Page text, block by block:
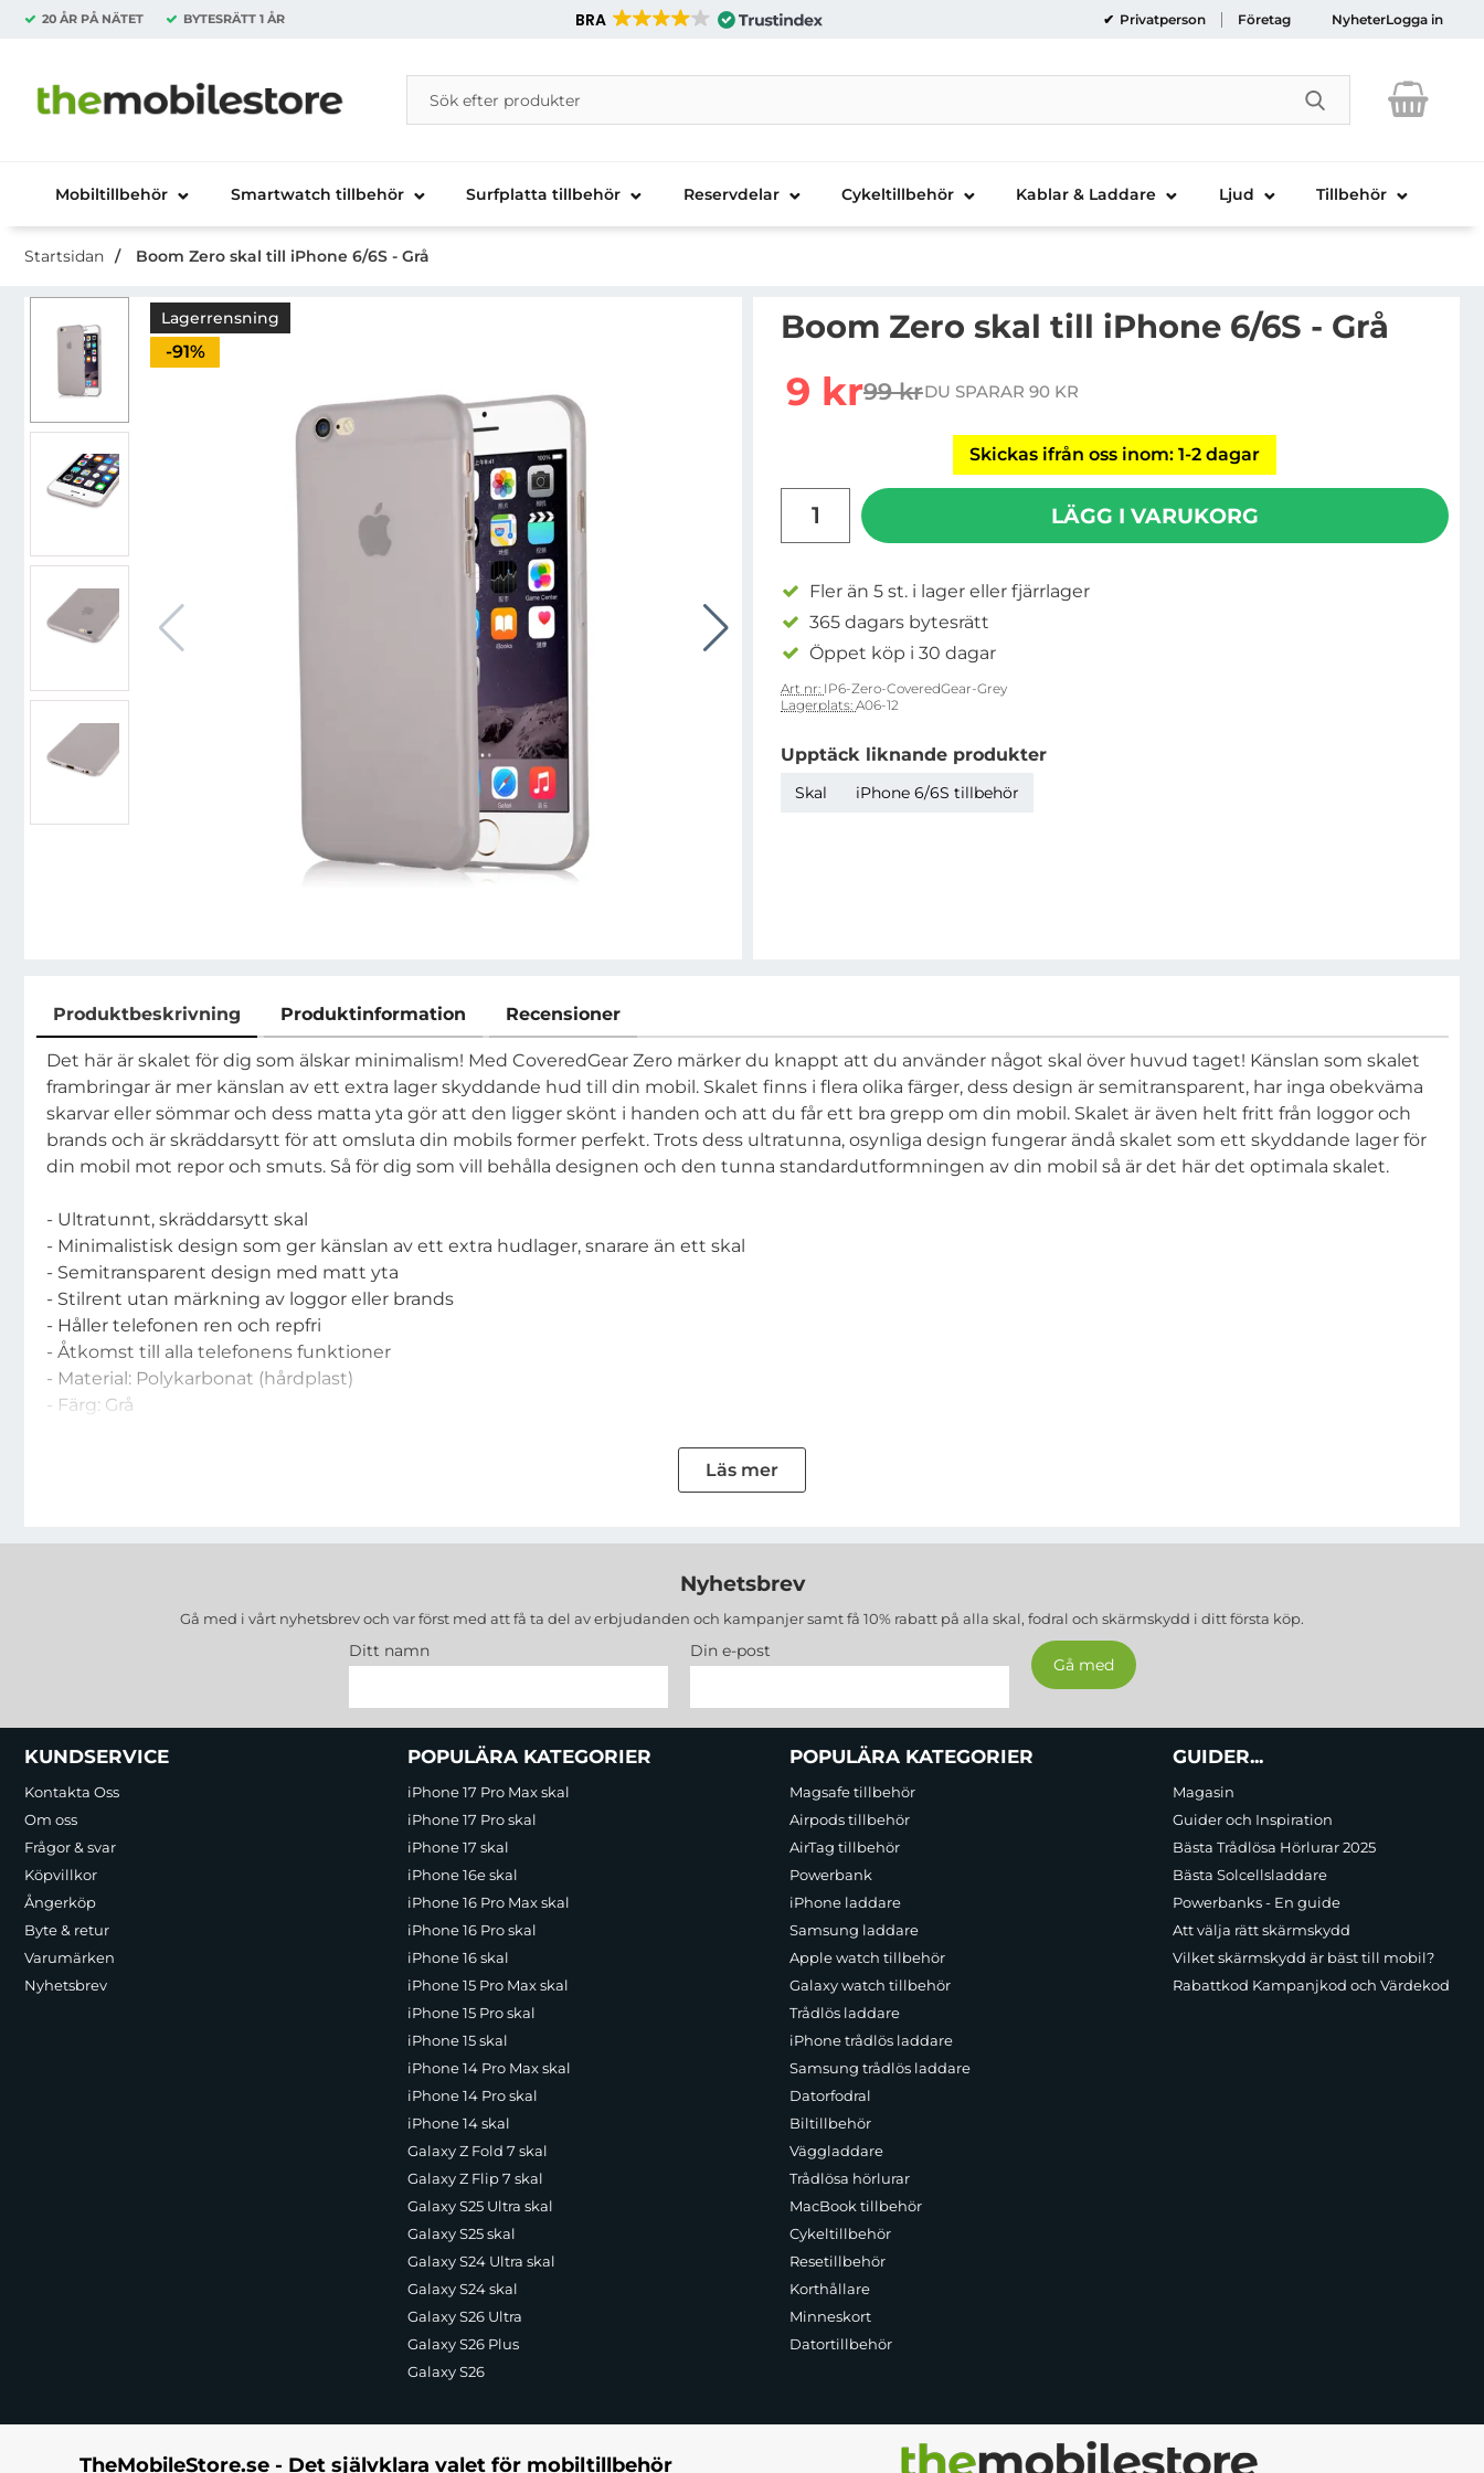
20 ÅR PÅ NÄTET BYTESRÄTT 1 ÅR BRA Privatperson Företag NyheterLogga in
Startsidan för Danira Telecom AB
Sök
Sök på Danira Telecom AB
Genomför
Mobiltillbehör Smartwatch tillbehör Surfplatta tillbehör Reservdelar Cykeltillbehör Kablar & Laddare Ljud Tillbehör
Startsidan Boom Zero skal till iPhone 6/6S - Grå
Lagerrensning
Priset är nedsatt med
-91%
Boom Zero skal till iPhone 6/6S - Grå
rea pris
9 krtidigare pris
99 krDU SPARAR 90 KR
Skickas ifrån oss inom: 1-2 dagar
LÄGG I VARUKORG
Fler än 5 st. i lager eller fjärrlager
365 dagars bytesrätt
Öppet köp i 30 dagar
Art nr: IP6-Zero-CoveredGear-Grey
Lagerplats: A06-12
Upptäck liknande produkter
Skal iPhone 6/6S tillbehör
Produktbeskrivning Produktinformation Recensioner
Produktbeskrivning
Det här är skalet för dig som älskar minimalism! Med CoveredGear Zero märker du knappt att du använder något skal över huvud taget! Känslan som skalet
frambringar är mer känslan av ett extra lager skyddande hud till din mobil. Skalet finns i flera olika färger, dess design är semitransparent, har inga obekväma
skarvar eller sömmar och dess matta yta gör att den ligger skönt i handen och att du får ett bra grepp om din mobil. Skalet är även helt fritt från loggor och
brands och är skräddarsytt för att omsluta din mobils former perfekt. Trots dess ultratunna, osynliga design fungerar ändå skalet som ett skyddande lager för
din mobil mot repor och smuts. Så för dig som vill behålla designen och den tunna standardutformningen av din mobil så är det här det optimala skalet.
- Ultratunnt, skräddarsytt skal
- Minimalistisk design som ger känslan av ett extra hudlager, snarare än ett skal
- Semitransparent design med matt yta
- Stilrent utan märkning av loggor eller brands
- Håller telefonen ren och repfri
- Åtkomst till alla telefonens funktioner
- Material: Polykarbonat (hårdplast)
- Färg: Grå
Läs mer
Nyhetsbrev
Gå med i vårt nyhetsbrev och var först med att få ta del av erbjudanden och kampanjer samt få 10% rabatt på alla skal, fodral och skärmskydd i ditt första köp.
Ditt namn Din e-post
Sidfot Blandad info och länkar
KUNDSERVICE
Kontakta Oss
Om oss
Frågor & svar
Köpvillkor
Ångerköp
Byte & retur
Varumärken
Nyhetsbrev
POPULÄRA KATEGORIER
iPhone 17 Pro Max skal
iPhone 17 Pro skal
iPhone 17 skal
iPhone 16e skal
iPhone 16 Pro Max skal
iPhone 16 Pro skal
iPhone 16 skal
iPhone 15 Pro Max skal
iPhone 15 Pro skal
iPhone 15 skal
iPhone 14 Pro Max skal
iPhone 14 Pro skal
iPhone 14 skal
Galaxy Z Fold 7 skal
Galaxy Z Flip 7 skal
Galaxy S25 Ultra skal
Galaxy S25 skal
Galaxy S24 Ultra skal
Galaxy S24 skal
Galaxy S26 Ultra
Galaxy S26 Plus
Galaxy S26
POPULÄRA KATEGORIER
Magsafe tillbehör
Airpods tillbehör
AirTag tillbehör
Powerbank
iPhone laddare
Samsung laddare
Apple watch tillbehör
Galaxy watch tillbehör
Trådlös laddare
iPhone trådlös laddare
Samsung trådlös laddare
Datorfodral
Biltillbehör
Väggladdare
Trådlösa hörlurar
MacBook tillbehör
Cykeltillbehör
Resetillbehör
Korthållare
Minneskort
Datortillbehör
GUIDER...
Magasin
Guider och Inspiration
Bästa Trådlösa Hörlurar 2025
Bästa Solcellsladdare
Powerbanks - En guide
Att välja rätt skärmskydd
Vilket skärmskydd är bäst till mobil?
Rabattkod Kampanjkod och Värdekod
TheMobileStore.se - Det självklara valet för mobiltillbehör